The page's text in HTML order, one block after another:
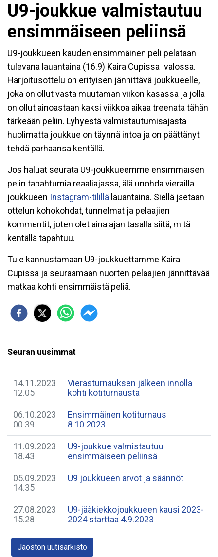
U9-joukkue valmistautuu
ensimmäiseen peliinsä
U9-joukkueen kauden ensimmäinen peli pelataan
tulevana lauantaina (16.9) Kaira Cupissa Ivalossa.
Harjoitusottelu on erityisen jännittävä joukkueelle,
joka on ollut vasta muutaman viikon kasassa ja jolla
on ollut ainoastaan kaksi viikkoa aikaa treenata tähän
tärkeään peliin. Lyhyestä valmistautumisajasta
huolimatta joukkue on täynnä intoa ja on päättänyt
tehdä parhaansa kentällä.
Jos haluat seurata U9-joukkueemme ensimmäisen
pelin tapahtumia reaaliajassa, älä unohda vierailla
joukkueen Instagram-tilillä lauantaina. Siellä jaetaan
ottelun kohokohdat, tunnelmat ja pelaajien
kommentit, joten olet aina ajan tasalla siitä, mitä
kentällä tapahtuu.
Tule kannustamaan U9-joukkuettamme Kaira
Cupissa ja seuraamaan nuorten pelaajien jännittävää
matkaa kohti ensimmäistä peliä.
Seuran uusimmat
14.11.2023
12.05
Vierasturnauksen jälkeen innolla
kohti kotiturnausta
06.10.2023
00.39
Ensimmäinen kotiturnaus
8.10.2023
11.09.2023
18.43
U9-joukkue valmistautuu
ensimmäiseen peliinsä
05.09.2023
14.35
U9 joukkueen arvot ja säännöt
27.08.2023
15.28
U9-jääkiekkojoukkueen kausi 2023-
2024 starttaa 4.9.2023
Jaoston uutisarkisto